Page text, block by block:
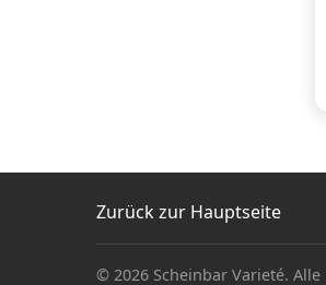
Zurück zur Hauptseite
© 2026 Scheinbar Varieté.